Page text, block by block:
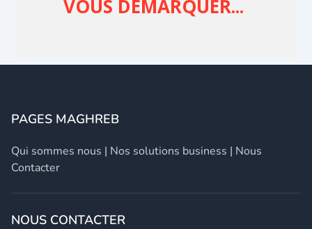
PAGES MAGHREB
Qui sommes nous | Nos solutions business | Nous
Contacter
NOUS CONTACTER